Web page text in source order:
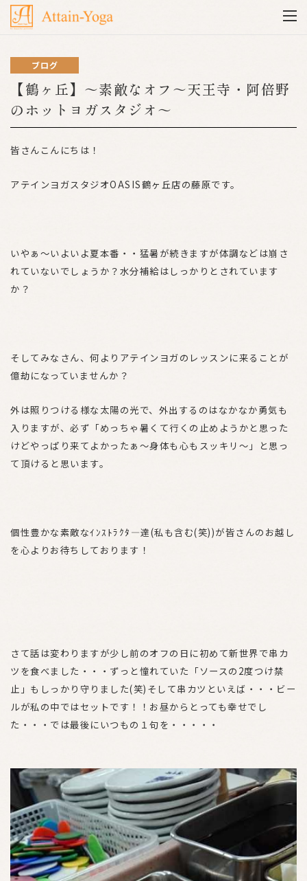
ブログ
【鶴ヶ丘】～素敵なオフ～天王寺・阿倍野
のホットヨガスタジオ～
皆さんこんにちは！
アテインヨガスタジオOASIS鶴ヶ丘店の藤原です。
いやぁ～いよいよ夏本番・・猛暑が続きますが体調などは崩さ
れていないでしょうか？水分補給はしっかりとされています
か？
そしてみなさん、何よりアテインヨガのレッスンに来ることが
億劫になっていませんか？
外は照りつける様な太陽の光で、外出するのはなかなか勇気も
入りますが、必ず「めっちゃ暑くて行くの止めようかと思った
けどやっぱり来てよかったぁ～身体も心もスッキリ～」と思っ
て頂けると思います。
個性豊かな素敵なｲﾝｽﾄﾗｸﾀ―達(私も含む(笑))が皆さんのお越し
を心よりお待ちしております！
さて話は変わりますが少し前のオフの日に初めて新世界で串カ
ツを食べました・・・ずっと憧れていた「ソースの2度つけ禁
止」もしっかり守りました(笑)そして串カツといえば・・・ビー
ルが私の中ではセットです！！お昼からとっても幸せでし
た・・・では最後にいつもの１句を・・・・・